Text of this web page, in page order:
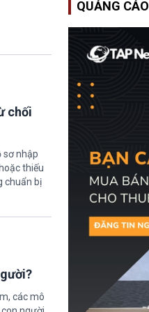
chối
sơ nhập
thiếu
chuẩn bị
các mô
QUẢNG CÁO